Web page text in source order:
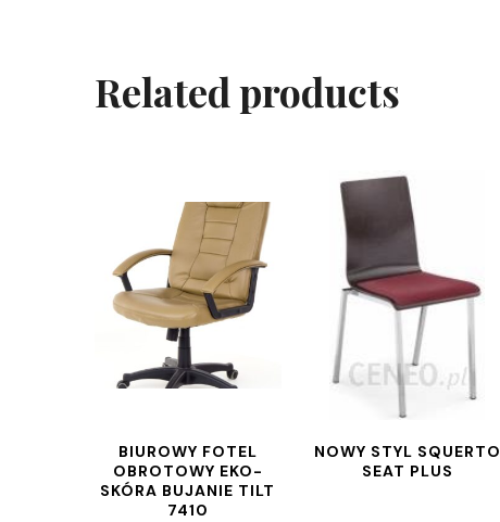
Related products
BIUROWY FOTEL
OBROTOWY EKO-
SKÓRA BUJANIE TILT
7410
NOWY STYL SQUERTO
SEAT PLUS